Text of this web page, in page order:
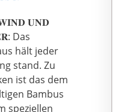
um
zu öffnen,
vögel
schließen
und
das
𝐔𝐍𝐃
Das
hält jeder
stand. Zu
ist das dem
Bambus
speziellen